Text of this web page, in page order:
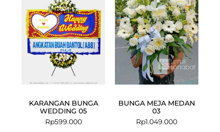
KARANGAN BUNGA
WEDDING 05
Rp599.000
BUNGA MEJA MEDAN
03
Rp1.049.000